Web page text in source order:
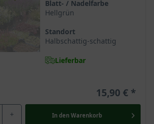
Blatt- / Nadelfarbe
Hellgrün
Standort
Halbschattig-schattig
Lieferbar
15,90 €
+ In den Warenkorb